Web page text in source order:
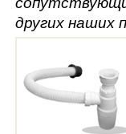
других наших